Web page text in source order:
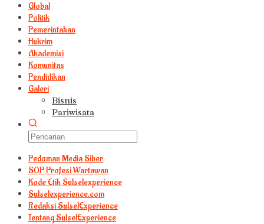
Global
Politik
Pemerintahan
Hukrim
Akademisi
Komunitas
Pendidikan
Galeri
Bisnis
Pariwisata
Pedoman Media Siber
S0P Profesi Wartawan
Kode Etik Sulselexperience
Sulselexperience.com
Redaksi SulselExperience
Tentang SulselExperience